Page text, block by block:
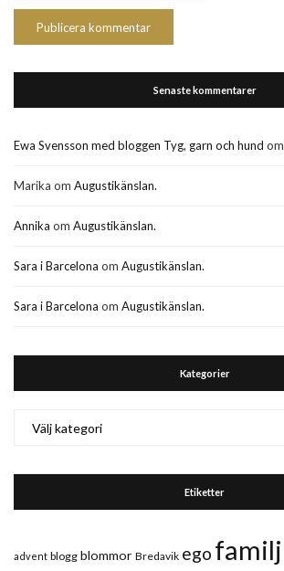
Senaste kommentarer
Ewa Svensson med bloggen Tyg, garn och hund om
Marika om Augustikänslan.
Annika om Augustikänslan.
Sara i Barcelona om Augustikänslan.
Sara i Barcelona om Augustikänslan.
Kategorier
Etiketter
advent blogg blommor Bredavik ego familj